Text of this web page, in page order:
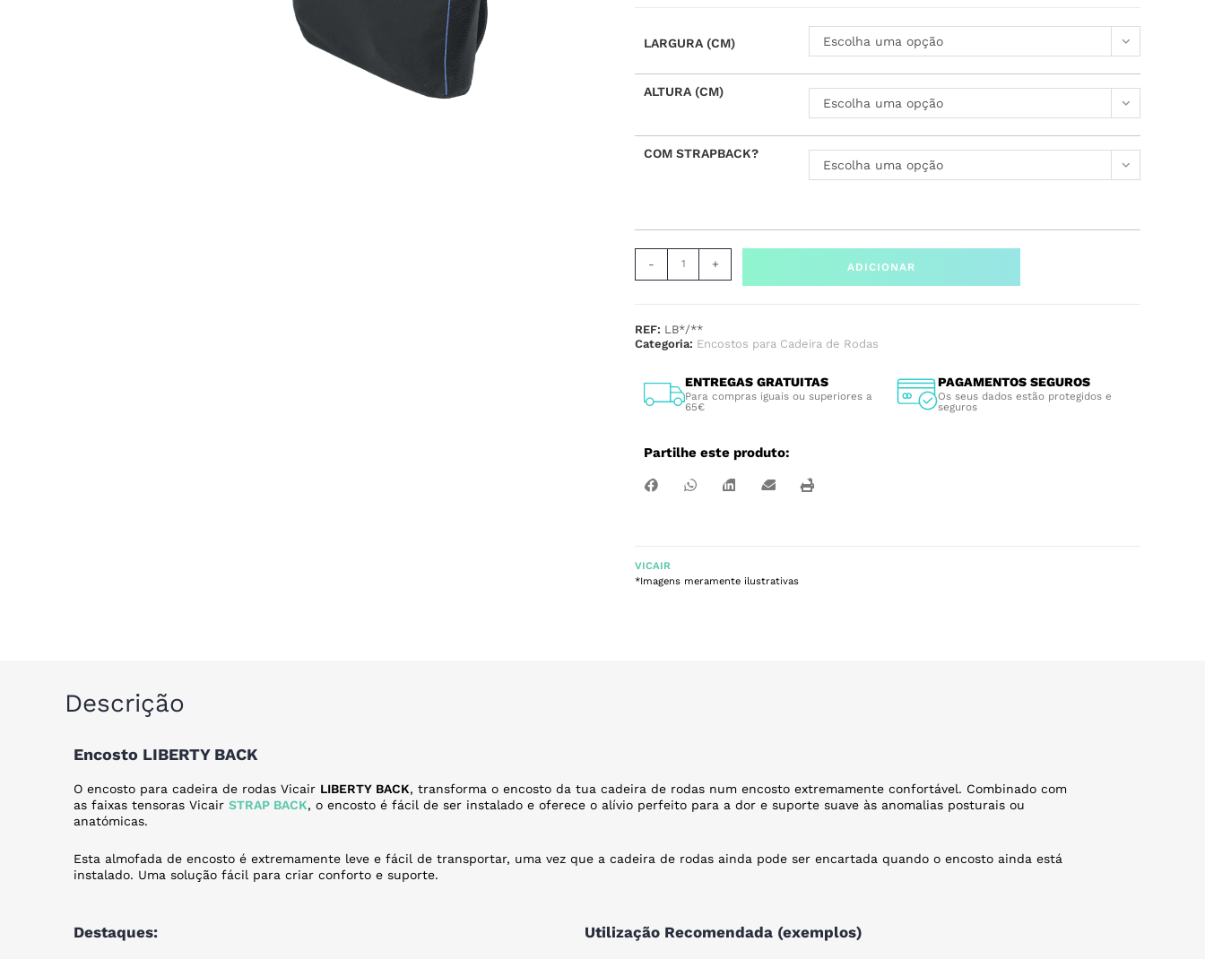
LARGURA (CM) Escolha uma opção
ALTURA (CM)
Escolha uma opção
COM STRAPBACK?
Escolha uma opção
- + ADICIONAR
REF: LB*/**
Categoria: Encostos para Cadeira de Rodas
ENTREGAS GRATUITAS
Para compras iguais ou superiores a
65€
PAGAMENTOS SEGUROS
Os seus dados estão protegidos e
seguros
Partilhe este produto:
VICAIR
*Imagens meramente ilustrativas
Descrição
Encosto LIBERTY BACK
O encosto para cadeira de rodas Vicair LIBERTY BACK, transforma o encosto da tua cadeira de rodas num encosto extremamente confortável. Combinado com
as faixas tensoras Vicair STRAP BACK, o encosto é fácil de ser instalado e oferece o alívio perfeito para a dor e suporte suave às anomalias posturais ou
anatómicas.
Esta almofada de encosto é extremamente leve e fácil de transportar, uma vez que a cadeira de rodas ainda pode ser encartada quando o encosto ainda está
instalado. Uma solução fácil para criar conforto e suporte.
Destaques: Utilização Recomendada (exemplos)